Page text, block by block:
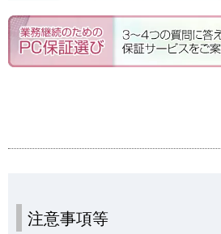
注意事項等